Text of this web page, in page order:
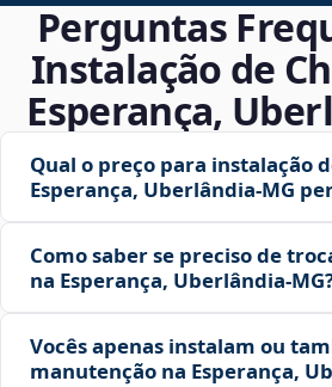
Perguntas
Instalação de
Esperança,
Qual o preço para instalação
Esperança, Uberlândia‑MG
Como saber se preciso de
na Esperança,
Vocês apenas instalam ou
manutenção na Esperança,